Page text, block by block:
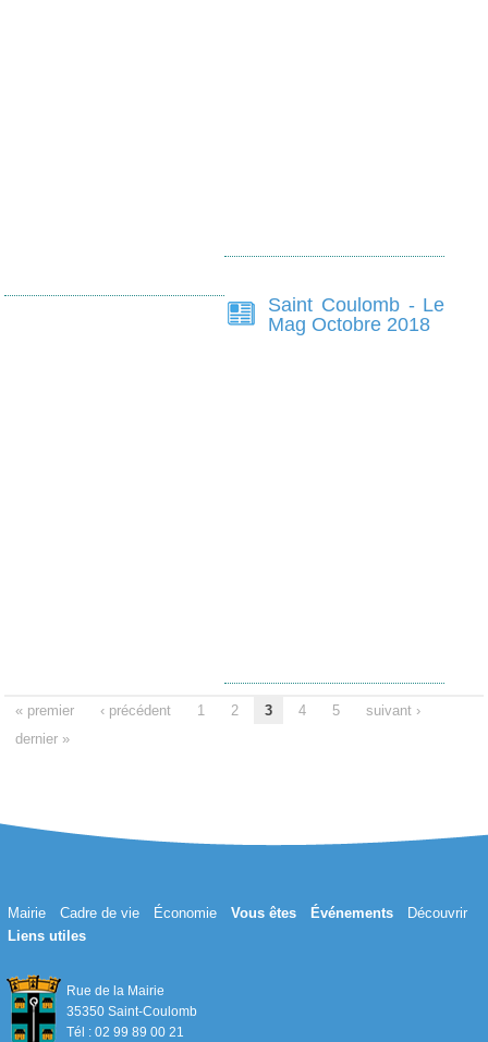
Saint Coulomb - Le
Mag Octobre 2018
« premier ‹ précédent 1 2 3 4 5
suivant ›
dernier »
Mairie Cadre de vie Économie Vous êtes Événements
Découvrir
Liens utiles
Rue de la Mairie
35350 Saint-Coulomb
Tél : 02 99 89 00 21